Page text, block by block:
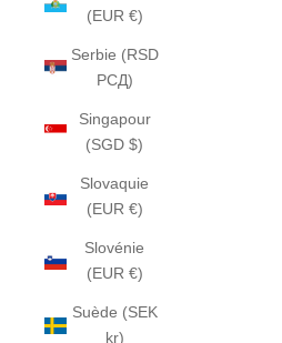
(EUR €)
Serbie (RSD
РСД)
Singapour
(SGD $)
Slovaquie
(EUR €)
Slovénie
(EUR €)
Suède (SEK
kr)